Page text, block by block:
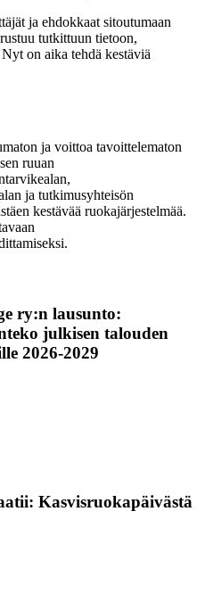
ja ehdokkaat sitoutumaan
tutkittuun tietoon,
on aika tehdä kestäviä
ja voittoa tavoittelematon
ruuan
ja tutkimusyhteisön
kestävää ruokajärjestelmää.
ry:n lausunto:
julkisen talouden
2026-2029
Kasvisruokapäivästä